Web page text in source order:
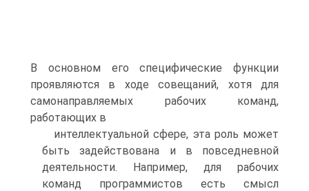
В основном его специфические функции
проявляются в ходе совещаний, хотя для
самонаправляемых рабочих команд,
работающих в
интеллектуальной сфере, эта роль может
быть задействована и в повседневной
деятельности. Например, для рабочих
команд программистов есть смысл